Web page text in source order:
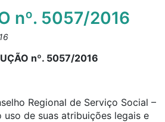
nº. 5057/2016
nº. 5057/2016
Regional de Serviço Social –
uso de suas atribuições legais e